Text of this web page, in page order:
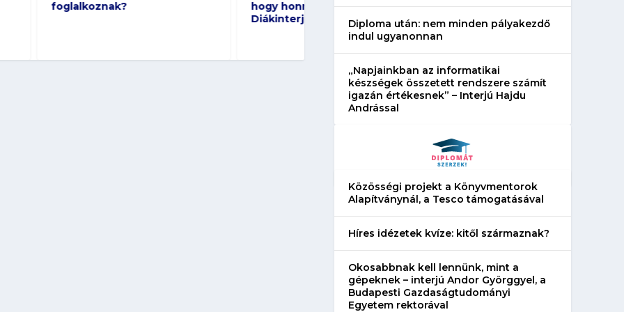
hogy honnan jön az étel” –
Diákinterjú Vona Violával
PSZ a szakképzés
szabályozásában
önéletrajzot? Így
az esélyedet az
Diploma után: nem minden pályakezdő
indul ugyanonnan
„Napjainkban az informatikai
készségek összetett rendszere számít
igazán értékesnek” – Interjú Hajdu
Andrással
Közösségi projekt a Könyvmentorok
Alapítványnál, a Tesco támogatásával
Híres idézetek kvíze: kitől származnak?
Okosabbnak kell lennünk, mint a
gépeknek – interjú Andor Györggyel, a
Budapesti Gazdaságtudományi
Egyetem rektorával